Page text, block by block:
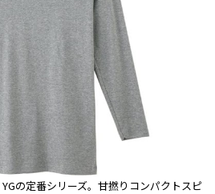
の定番シリーズ。甘撚りコンパクトスピ